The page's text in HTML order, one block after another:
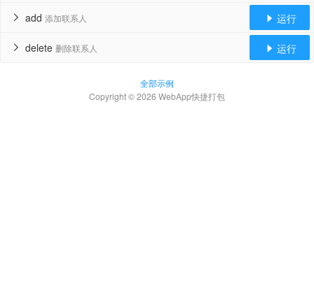
add 添加联系人
  运行
delete 删除联系人
  运行
全部示例
Copyright © 2026 WebApp快捷打包